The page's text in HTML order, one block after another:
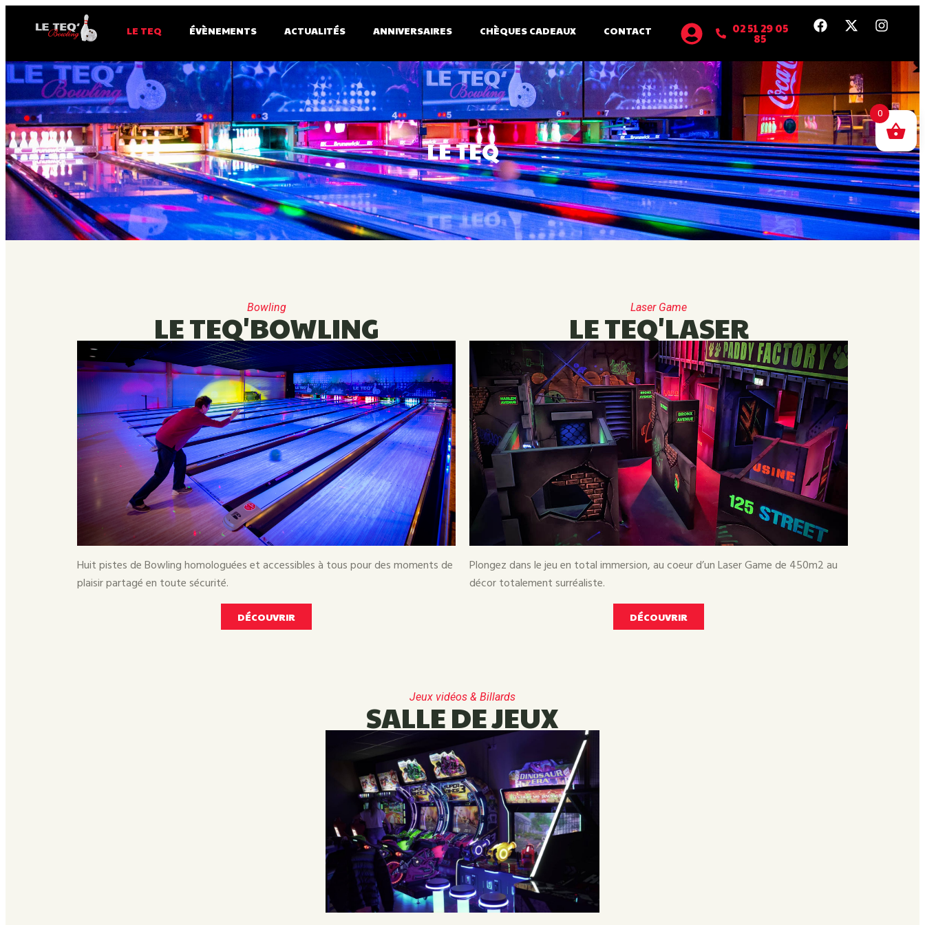
LE TEQ ÉVÈNEMENTS ACTUALITÉS ANNIVERSAIRES CHÈQUES CADEAUX CONTACT 02 51 29 05
85
LE TEQ
Bowling
LE TEQ'BOWLING
Huit pistes de Bowling homologuées et accessibles à tous pour des moments de
plaisir partagé en toute sécurité.
DÉCOUVRIR
Laser Game
LE TEQ'LASER
Plongez dans le jeu en total immersion, au coeur d’un Laser Game de 450m2 au
décor totalement surréaliste.
DÉCOUVRIR
Jeux vidéos & Billards
SALLE DE JEUX
0